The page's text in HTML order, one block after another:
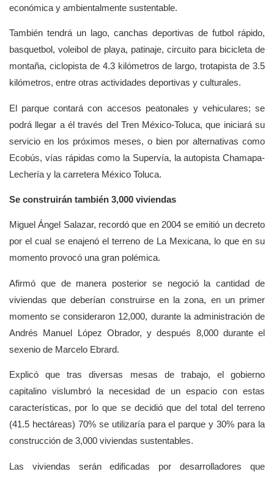
económica y ambientalmente sustentable.
También tendrá un lago, canchas deportivas de futbol rápido,
basquetbol, voleibol de playa, patinaje, circuito para bicicleta de
montaña, ciclopista de 4.3 kilómetros de largo, trotapista de 3.5
kilómetros, entre otras actividades deportivas y culturales.
El parque contará con accesos peatonales y vehiculares; se
podrá llegar a él través del Tren México-Toluca, que iniciará su
servicio en los próximos meses, o bien por alternativas como
Ecobús, vías rápidas como la Supervía, la autopista Chamapa-
Lechería y la carretera México Toluca.
Se construirán también 3,000 viviendas
Miguel Ángel Salazar, recordó que en 2004 se emitió un decreto
por el cual se enajenó el terreno de La Mexicana, lo que en su
momento provocó una gran polémica.
Afirmó que de manera posterior se negoció la cantidad de
viviendas que deberían construirse en la zona, en un primer
momento se consideraron 12,000, durante la administración de
Andrés Manuel López Obrador, y después 8,000 durante el
sexenio de Marcelo Ebrard.
Explicó que tras diversas mesas de trabajo, el gobierno
capitalino vislumbró la necesidad de un espacio con estas
características, por lo que se decidió que del total del terreno
(41.5 hectáreas) 70% se utilizaría para el parque y 30% para la
construcción de 3,000 viviendas sustentables.
Las viviendas serán edificadas por desarrolladores que